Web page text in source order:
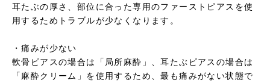
耳たぶの厚さ、部位に合った専用のファーストピアスを使
用するためトラブルが少なくなります。
・痛みが少ない
軟骨ピアスの場合は「局所麻酔」、耳たぶピアスの場合は
「麻酔クリーム」を使用するため、最も痛みがない状態で